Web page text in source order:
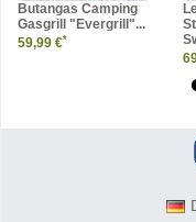
Butangas Camping
Gasgrill "Evergrill"...
59,99 €*